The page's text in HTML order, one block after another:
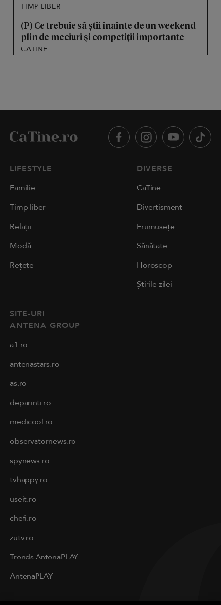
TIMP LIBER
(P) Ce trebuie să știi înainte de un weekend
plin de meciuri și competiții importante
CATINE
LIFESTYLE
Familie
Timp liber
Relații
Modă
Rețete
DIVERSE
CaTine
Divertisment
Frumusețe
Sănătate
Horoscop
Știrile zilei
SITE-URI
ANTENA GROUP
a1.ro
antenastars.ro
as.ro
deparinti.ro
medicool.ro
observatornews.ro
spynews.ro
tvhappy.ro
useit.ro
chefi.ro
zutv.ro
Trends AntenaPLAY
AntenaPLAY